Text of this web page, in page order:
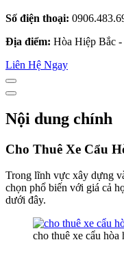
Số điện thoại:
Địa điểm: Hòa Hiệp Bắc
Liên Hệ Ngay
Nội dung chính
Cho Thuê Xe Cẩu
Trong lĩnh vực xây dựng
chọn phổ biến với giá cả
dưới đây.
cho thuê xe cẩu hòa